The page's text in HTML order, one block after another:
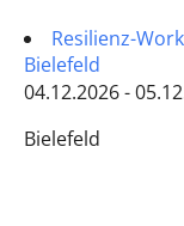
Resilienz-
Bielefeld
04.12.2026 -
Bielefeld